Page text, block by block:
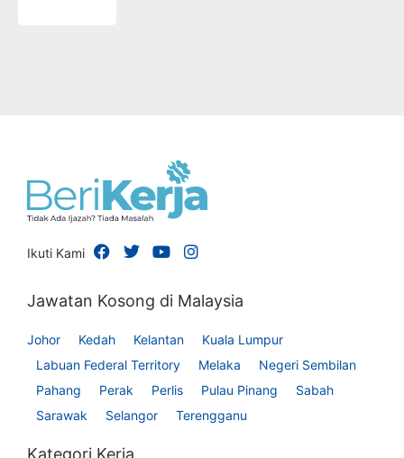
Ikuti Kami
Jawatan Kosong di Malaysia
Johor Kedah Kelantan
Kuala Lumpur
Labuan Federal Territory
Melaka
Negeri Sembilan
Pahang
Perak Perlis Pulau Pinang
Sabah
Sarawak
Selangor Terengganu
Kategori Kerja